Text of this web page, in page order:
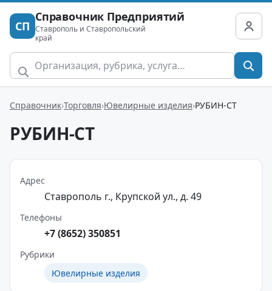
СП
Справочник Предприятий
Ставрополь и Ставропольский
край
Справочник Торговля Ювелирные изделия РУБИН-СТ
РУБИН-СТ
Адрес
Ставрополь г., Крупской ул., д. 49
Телефоны
+7 (8652) 350851
Рубрики
Ювелирные изделия